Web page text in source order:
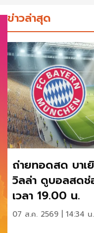
ข่าวล่าสุด
ถ่ายทอดสด บา
วิลล่า ดูบอลสดช่
เวลา 19.00 น.
07 ส.ค. 2569 | 14:34 น.